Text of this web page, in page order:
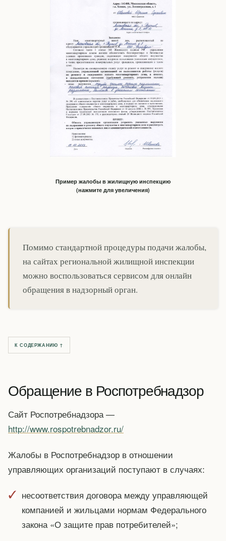
Пример жалобы в жилищную инспекцию
(нажмите для увеличения)
Помимо стандартной процедуры подачи жалобы,
на сайтах региональной жилищной инспекции
можно воспользоваться сервисом для онлайн
обращения в надзорный орган.
К СОДЕРЖАНИЮ ↑
Обращение в Роспотребнадзор
Сайт Роспотребнадзора —
http://www.rospotrebnadzor.ru/
Жалобы в Роспотребнадзор в отношении
управляющих организаций поступают в случаях:
несоответствия договора между управляющей
компанией и жильцами нормам Федерального
закона «О защите прав потребителей»;